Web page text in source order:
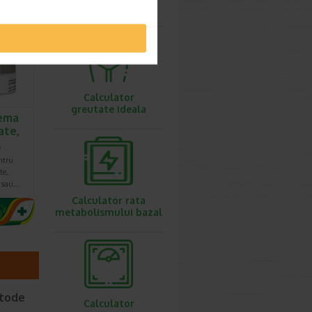
Lei
Calculator
greutate ideala
Calculator rata
metabolismului bazal
Calculator